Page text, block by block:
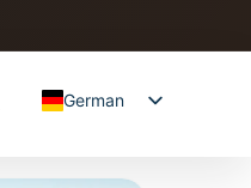
German
Italian